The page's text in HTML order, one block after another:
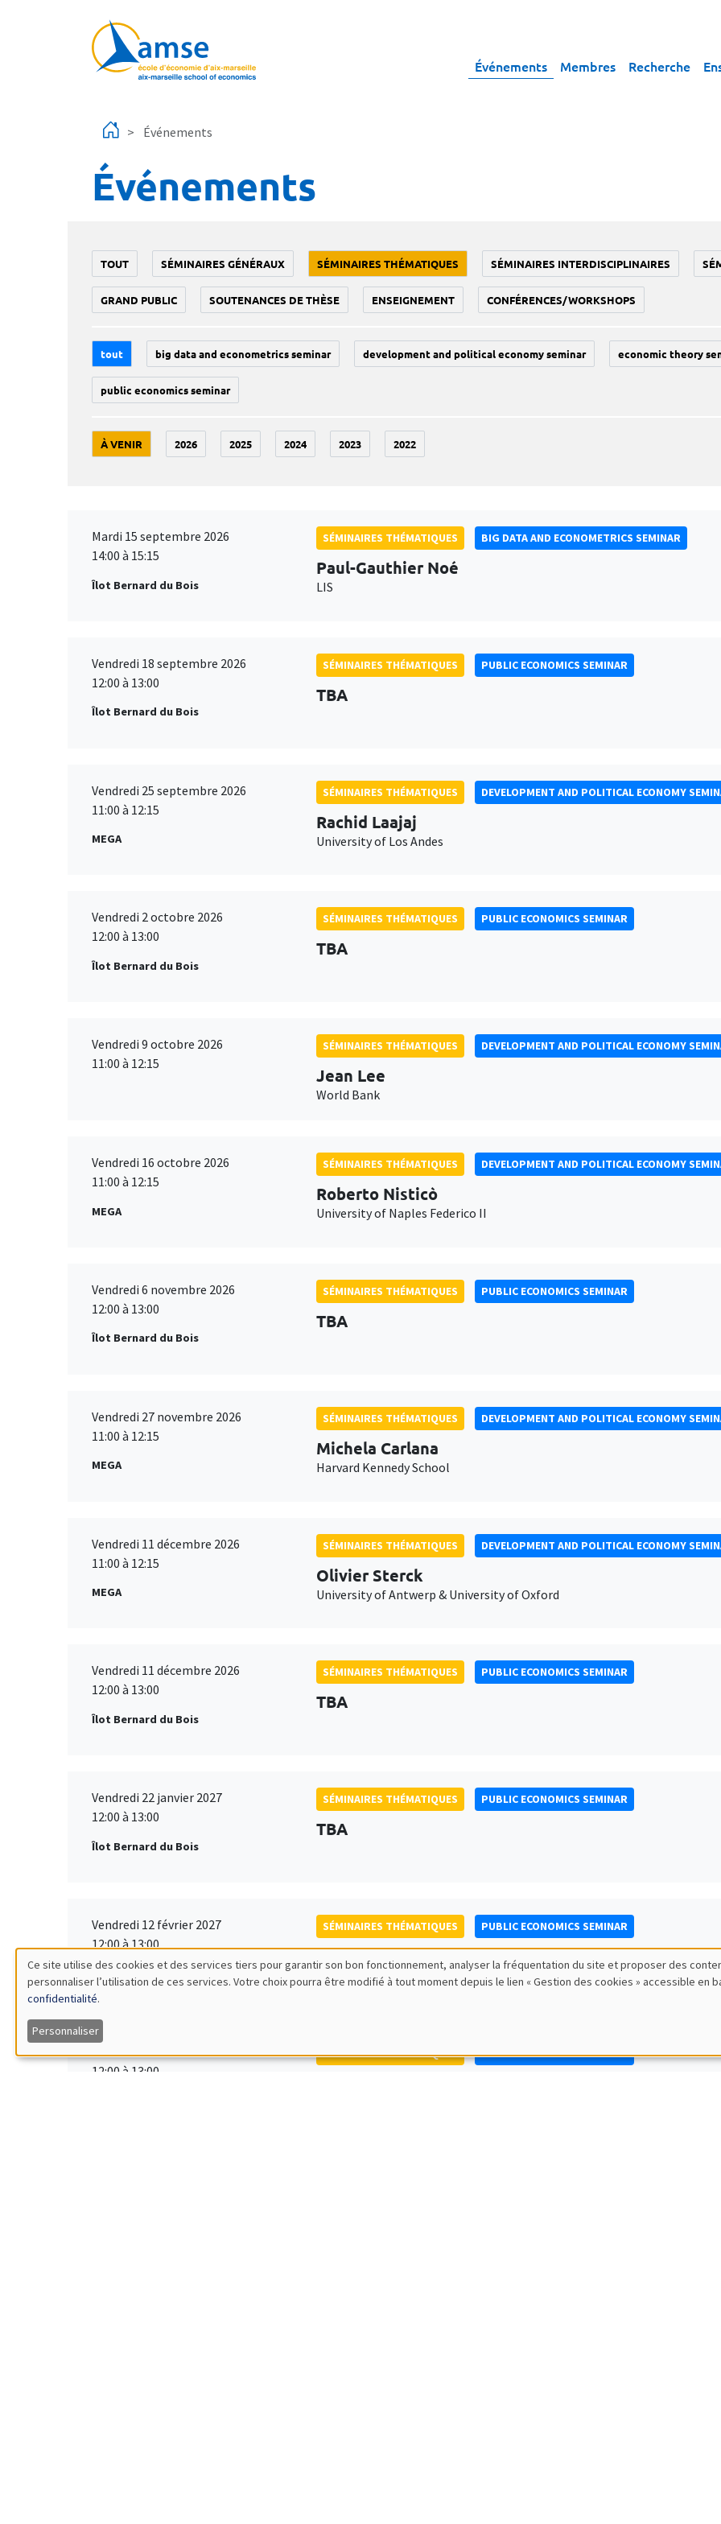
Événements Membres Recherche
Événements
Événements
TOUT SÉMINAIRES GÉNÉRAUX SÉMINAIRES THÉMATIQUES SÉMINAIRES INTERDISCIPLINAIRES
GRAND PUBLIC SOUTENANCES DE THÈSE ENSEIGNEMENT CONFÉRENCES/WORKSHOPS
tout big data and econometrics seminar development and political economy seminar economic theory
public economics seminar
À VENIR 2026 2025 2024 2023 2022
Mardi 15 septembre 2026
14:00 à 15:15
Îlot Bernard du Bois
SÉMINAIRES THÉMATIQUES BIG DATA AND ECONOMETRICS SEMINAR
Paul-Gauthier Noé
LIS
Vendredi 18 septembre 2026
12:00 à 13:00
Îlot Bernard du Bois
SÉMINAIRES THÉMATIQUES PUBLIC ECONOMICS SEMINAR
TBA
Vendredi 25 septembre 2026
11:00 à 12:15
MEGA
SÉMINAIRES THÉMATIQUES DEVELOPMENT AND POLITICAL ECONOMY
Rachid Laajaj
University of Los Andes
Vendredi 2 octobre 2026
12:00 à 13:00
Îlot Bernard du Bois
SÉMINAIRES THÉMATIQUES PUBLIC ECONOMICS SEMINAR
TBA
Vendredi 9 octobre 2026
11:00 à 12:15
SÉMINAIRES THÉMATIQUES DEVELOPMENT AND POLITICAL ECONOMY
Jean Lee
World Bank
Vendredi 16 octobre 2026
11:00 à 12:15
MEGA
SÉMINAIRES THÉMATIQUES DEVELOPMENT AND POLITICAL ECONOMY
Roberto Nisticò
University of Naples Federico II
Vendredi 6 novembre 2026
12:00 à 13:00
Îlot Bernard du Bois
SÉMINAIRES THÉMATIQUES PUBLIC ECONOMICS SEMINAR
TBA
Vendredi 27 novembre 2026
11:00 à 12:15
MEGA
SÉMINAIRES THÉMATIQUES DEVELOPMENT AND POLITICAL ECONOMY
Michela Carlana
Harvard Kennedy School
Vendredi 11 décembre 2026
11:00 à 12:15
MEGA
SÉMINAIRES THÉMATIQUES DEVELOPMENT AND POLITICAL ECONOMY
Olivier Sterck
University of Antwerp & University of Oxford
Vendredi 11 décembre 2026
12:00 à 13:00
Îlot Bernard du Bois
SÉMINAIRES THÉMATIQUES PUBLIC ECONOMICS SEMINAR
TBA
Vendredi 22 janvier 2027
12:00 à 13:00
Îlot Bernard du Bois
SÉMINAIRES THÉMATIQUES PUBLIC ECONOMICS SEMINAR
TBA
Vendredi 12 février 2027
12:00 à 13:00
Îlot Bernard du Bois
SÉMINAIRES THÉMATIQUES PUBLIC ECONOMICS SEMINAR
TBA
Vendredi 19 mars 2027
12:00 à 13:00
SÉMINAIRES THÉMATIQUES PUBLIC ECONOMICS SEMINAR
Utilisation
des
données
Ce site utilise des cookies et des services tiers pour garantir son bon fonctionnement, analyser la fréquentation du site et proposer des
personnaliser l’utilisation de ces services. Votre choix pourra être modifié à tout moment depuis le lien « Gestion des cookies » accessible en
confidentialité.
Personnaliser